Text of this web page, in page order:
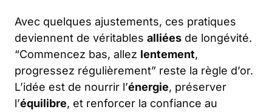
Avec quelques ajustements, ces pratiques
deviennent de véritables alliées de longévité.
“Commencez bas, allez lentement,
progressez régulièrement” reste la règle d’or.
L’idée est de nourrir l’énergie, préserver
l’équilibre, et renforcer la confiance au